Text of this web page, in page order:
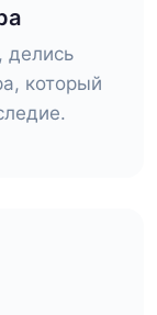
делись
который